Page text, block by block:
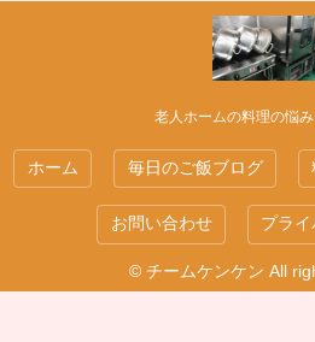
老人ホームの料理の悩み
ホーム 毎日のご飯ブログ
お問い合わせ プラ
© チームケンケン All